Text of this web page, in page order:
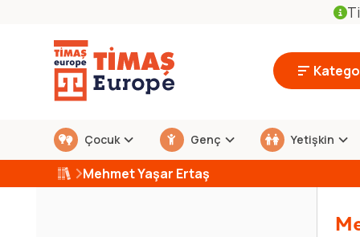
Çocuk Genç Yetişkin
Mehmet Yaşar Ertaş